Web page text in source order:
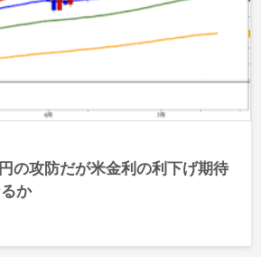
の攻防だが米金利の利下げ期待
か